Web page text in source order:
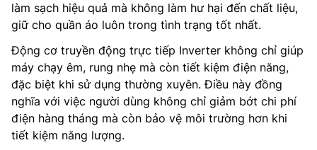
làm sạch hiệu quả mà không làm hư hại đến chất liệu,
giữ cho quần áo luôn trong tình trạng tốt nhất.
Động cơ truyền động trực tiếp Inverter không chỉ giúp
máy chạy êm, rung nhẹ mà còn tiết kiệm điện năng,
đặc biệt khi sử dụng thường xuyên. Điều này đồng
nghĩa với việc người dùng không chỉ giảm bớt chi phí
điện hàng tháng mà còn bảo vệ môi trường hơn khi
tiết kiệm năng lượng.